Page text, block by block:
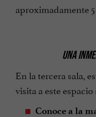
aproximadamente
UNA
En la tercera sala,
visita a este
Conoce a la